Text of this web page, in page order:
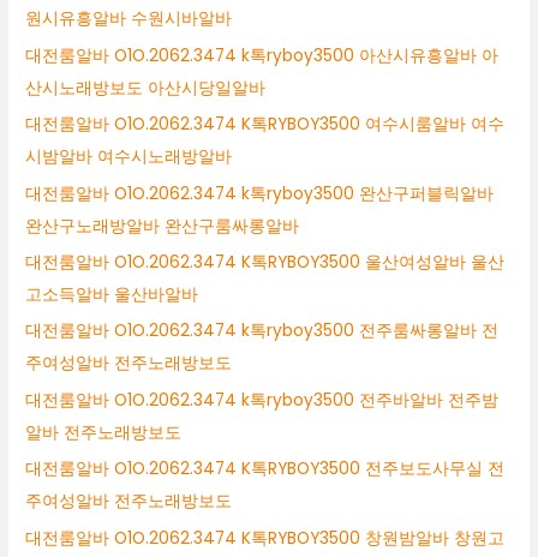
원시유흥알바 수원시바알바
대전룸알바 O1O.2062.3474 k톡ryboy3500 아산시유흥알바 아
산시노래방보도 아산시당일알바
대전룸알바 O1O.2062.3474 K톡RYBOY3500 여수시룸알바 여수
시밤알바 여수시노래방알바
대전룸알바 O1O.2062.3474 k톡ryboy3500 완산구퍼블릭알바
완산구노래방알바 완산구룸싸롱알바
대전룸알바 O1O.2062.3474 K톡RYBOY3500 울산여성알바 울산
고소득알바 울산바알바
대전룸알바 O1O.2062.3474 k톡ryboy3500 전주룸싸롱알바 전
주여성알바 전주노래방보도
대전룸알바 O1O.2062.3474 k톡ryboy3500 전주바알바 전주밤
알바 전주노래방보도
대전룸알바 O1O.2062.3474 K톡RYBOY3500 전주보도사무실 전
주여성알바 전주노래방보도
대전룸알바 O1O.2062.3474 K톡RYBOY3500 창원밤알바 창원고